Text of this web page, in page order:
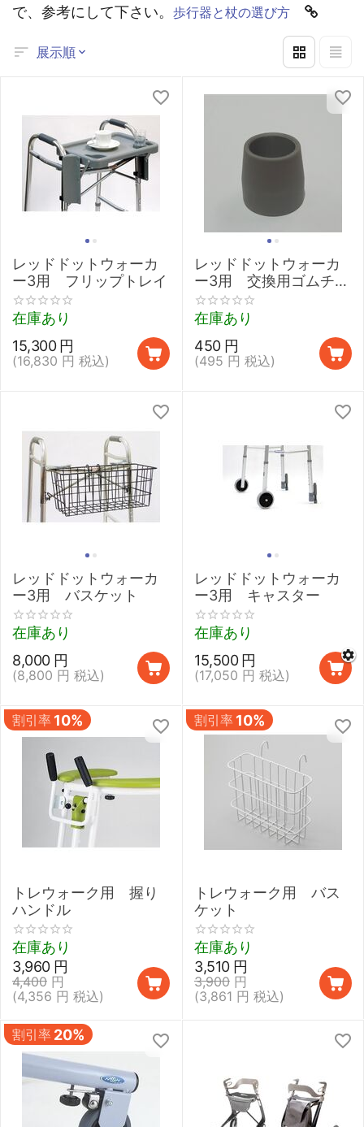
で、参考にして下さい。 歩行器と杖の選び方
展示順
レッドドットウォーカ
ー3用 フリップトレイ
在庫あり
15,300 円
(16,830 円 税込)
レッドドットウォーカ
ー3用 交換用ゴムチッ
プ（１個）
在庫あり
450 円
(495 円 税込)
レッドドットウォーカ
ー3用 バスケット
在庫あり
8,000 円
(8,800 円 税込)
レッドドットウォーカ
ー3用 キャスター
在庫あり
15,500 円
(17,050 円 税込)
割引率 10%
トレウォーク用 握り
ハンドル
在庫あり
4,400 円
3,960 円
(4,356 円 税込)
割引率 10%
トレウォーク用 バス
ケット
在庫あり
3,900 円
3,510 円
(3,861 円 税込)
割引率 20%